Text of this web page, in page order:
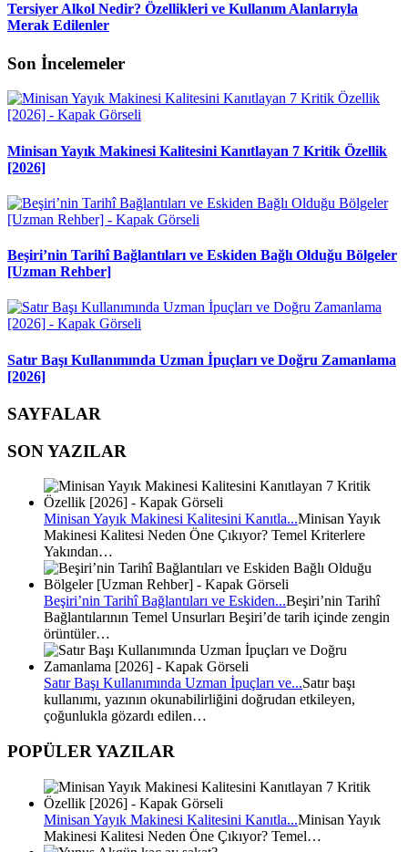
Tersiyer Alkol Nedir? Özellikleri ve Kullanım Alanlarıyla
Merak Edilenler
Son İncelemeler
Minisan Yayık Makinesi Kalitesini Kanıtlayan 7 Kritik Özellik
[2026]
Beşiri’nin Tarihî Bağlantıları ve Eskiden Bağlı Olduğu Bölgeler
[Uzman Rehber]
Satır Başı Kullanımında Uzman İpuçları ve Doğru Zamanlama
[2026]
SAYFALAR
SON YAZILAR
Minisan Yayık Makinesi Kalitesini Kanıtla...Minisan Yayık
Makinesi Kalitesi Neden Öne Çıkıyor? Temel Kriterlere
Yakından…
Beşiri’nin Tarihî Bağlantıları ve Eskiden...Beşiri’nin Tarihî
Bağlantılarının Temel Unsurları Beşiri’de tarih içinde zengin
örüntüler…
Satır Başı Kullanımında Uzman İpuçları ve...Satır başı
kullanımı, yazının okunabilirliğini doğrudan etkileyen,
çoğunlukla gözardı edilen…
POPÜLER YAZILAR
Minisan Yayık Makinesi Kalitesini Kanıtla...Minisan Yayık
Makinesi Kalitesi Neden Öne Çıkıyor? Temel…